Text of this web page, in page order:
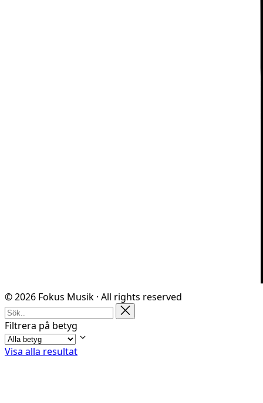
© 2026 Fokus Musik · All rights reserved
Filtrera på betyg
Visa alla resultat